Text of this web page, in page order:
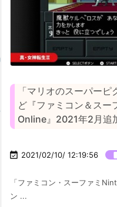
「マリオのスーパー
ど『ファミコン＆ス
Online』2021年2月追
 2021/02/10/ 12:19:56
「ファミコン・スーファミ
ン ...